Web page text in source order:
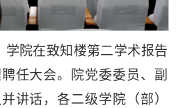
学院在致知楼第二学术报告
任大会。院党委委员、副
讲话，各二级学院（部）